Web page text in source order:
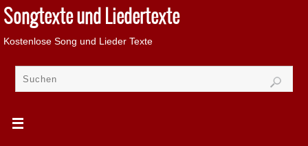
Songtexte und Liedertexte
Kostenlose Song und Lieder Texte